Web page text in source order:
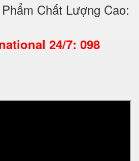
Chất Lượng Cao:
24/7: 098